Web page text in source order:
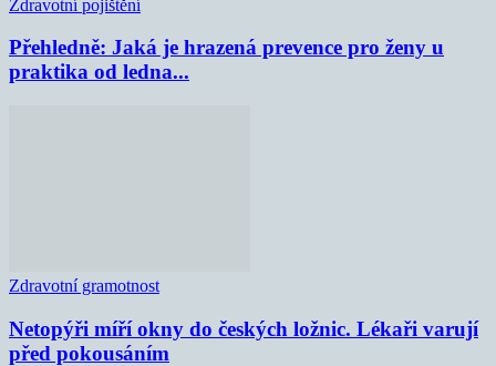
Zdravotní pojištění
Přehledně: Jaká je hrazená prevence pro ženy u
praktika od ledna...
Zdravotní gramotnost
Netopýři míří okny do českých ložnic. Lékaři varují
před pokousáním